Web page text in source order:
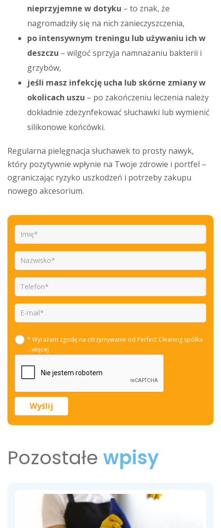
nieprzyjemne w dotyku – to znak, że
nagromadziły się na nich zanieczyszczenia,
po intensywnym treningu lub używaniu ich w
deszczu – wilgoć sprzyja namnażaniu bakterii i
grzybów,
jeśli masz infekcję ucha lub skórne zmiany w
okolicach uszu – po zakończeniu leczenia należy
dokładnie zdezynfekować słuchawki lub wymienić
silikonowe końcówki.
Regularna pielęgnacja słuchawek to prosty nawyk,
który pozytywnie wpłynie na Twoje zdrowie i portfel –
ograniczając ryzyko uszkodzeń i potrzeby zakupu
nowego akcesorium.
* Wyrażam zgodę na otrzymywanie od Perfect Cleaning spółka
...więcej
Pozostałe wpisy